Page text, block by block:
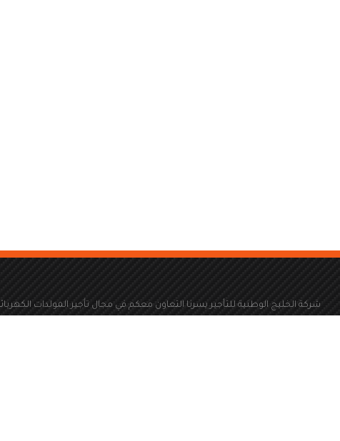
شركة الخليج الوطنية للتأجير يسرنا التعاون معكم في مجال تأجير المولدات